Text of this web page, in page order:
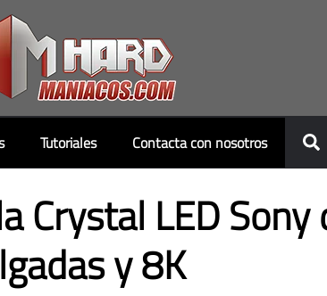
Tutoriales Contacta con nosotros
Crystal LED
y 8K